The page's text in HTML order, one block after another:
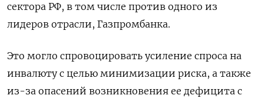
сектора РФ, в том числе против одного из
лидеров отрасли, Газпромбанка.
Это могло спровоцировать усиление спроса на
инвалюту с целью минимизации риска, а также
из-за опасений возникновения ее дефицита с